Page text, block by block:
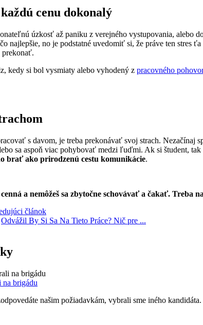
cenu dokonalý
úzkosť až paniku z verejného vystupovania, alebo
najlepšie, no je podstatné uvedomiť si, že práve ten stres
prekonať.
kedy si bol vysmiaty alebo vyhodený z pracovného
s davom, je treba prekonávať svoj strach.
sa aspoň viac pohybovať medzi ľuďmi. Ak si študent,
brať ako prirodzenú cestu komunikácie.
a nemôžeš sa zbytočne schovávať a čakať. Treba
článok
Odvážil By Si Sa Na Tieto Práce? Nič pre ...
brigádu
našim požiadavkám, vybrali sme iného